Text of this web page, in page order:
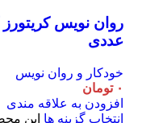
عددی
خودکار و روان نویس
۰ تومان
افزودن به علاقه مندی
انتخاب گزینه ها این